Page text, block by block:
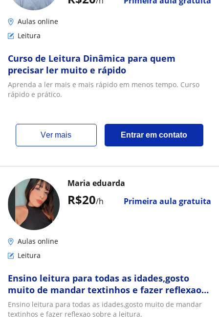
Aulas online
Leitura
Curso de Leitura Dinâmica para quem
precisar ler muito e rápido
Aprenda a ler mais e mais rápido em menos tempo. Curso
rápido e prático.
ver mais Entrar em contato
R$20/h Primeira aula gratuita
Maria eduarda
Aulas online
Leitura
Ensino leitura para todas as idades,gosto
muito de mandar textinhos e fazer reflexao
sobre a leitura
Ensino leitura para todas as idades,gosto muito de mandar
textinhos e fazer reflexao sobre a leitura.